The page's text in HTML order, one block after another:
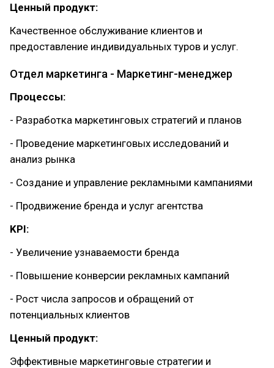
Ценный продукт:
Качественное обслуживание клиентов и
предоставление индивидуальных туров и услуг.
Отдел маркетинга - Маркетинг-менеджер
Процессы:
- Разработка маркетинговых стратегий и планов
- Проведение маркетинговых исследований и
анализ рынка
- Создание и управление рекламными кампаниями
- Продвижение бренда и услуг агентства
KPI:
- Увеличение узнаваемости бренда
- Повышение конверсии рекламных кампаний
- Рост числа запросов и обращений от
потенциальных клиентов
Ценный продукт:
Эффективные маркетинговые стратегии и